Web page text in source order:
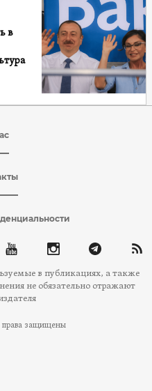
в
в публикациях, а также
не обязательно отражают
права защищены